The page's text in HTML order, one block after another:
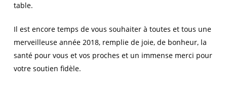
table.
Il est encore temps de vous souhaiter à toutes et tous une
merveilleuse année 2018, remplie de joie, de bonheur, la
santé pour vous et vos proches et un immense merci pour
votre soutien fidèle.